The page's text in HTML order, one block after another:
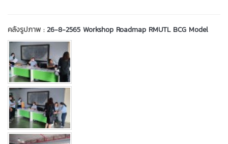
คลังรูปภาพ :26-8-2565 Workshop Roadmap RMUTL BCG Model